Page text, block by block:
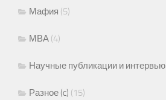
Мафия (5)
МВА (4)
Научные публикации и интервью
Разное (c) (15)